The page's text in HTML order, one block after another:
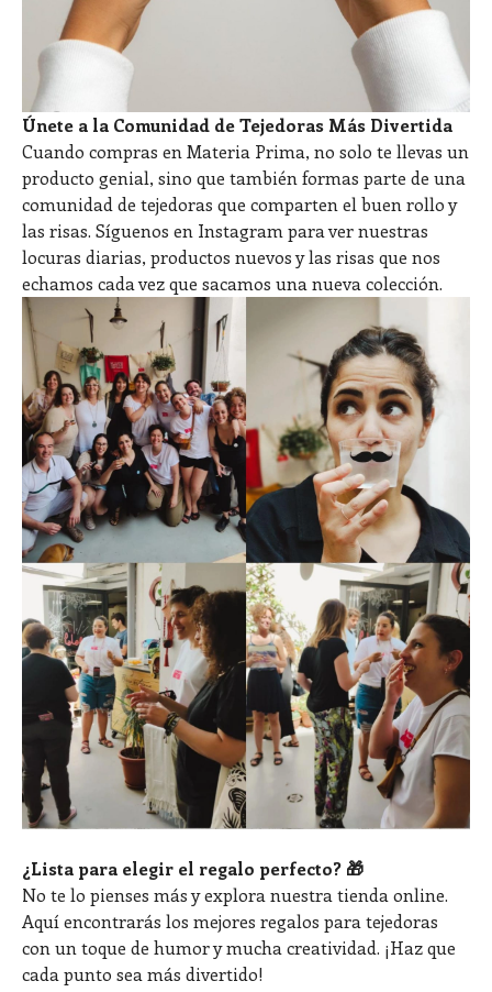
Únete a la Comunidad de Tejedoras Más Divertida
Cuando compras en Materia Prima, no solo te llevas un
producto genial, sino que también formas parte de una
comunidad de tejedoras que comparten el buen rollo y
las risas. Síguenos en Instagram para ver nuestras
locuras diarias, productos nuevos y las risas que nos
echamos cada vez que sacamos una nueva colección.
¿Lista para elegir el regalo perfecto? 🎁
No te lo pienses más y explora nuestra tienda online.
Aquí encontrarás los mejores regalos para tejedoras
con un toque de humor y mucha creatividad. ¡Haz que
cada punto sea más divertido!